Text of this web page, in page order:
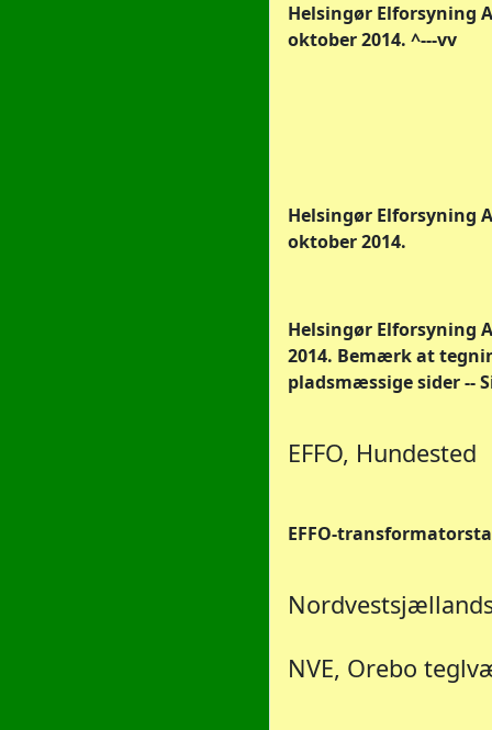
Helsingør Elforsyning
oktober 2014. ^---vv
Helsingør Elforsyning
oktober 2014.
Helsingør Elforsyning
2014. Bemærk at
pladsmæssige sider --
EFFO, Hundested
EFFO-
NVE, Orebo